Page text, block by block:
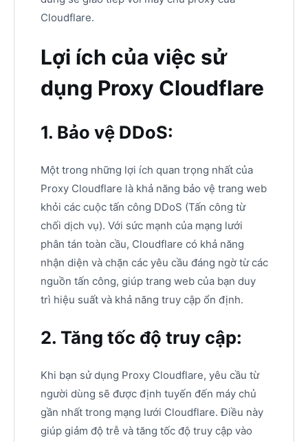
Cloudflare.
Lợi ích của việc sử
dụng Proxy Cloudflare
1. Bảo vệ DDoS:
Một trong những lợi ích quan trọng nhất của
Proxy Cloudflare là khả năng bảo vệ trang web
khỏi các cuộc tấn công DDoS (Tấn công từ
chối dịch vụ). Với sức mạnh của mạng lưới
phân tán toàn cầu, Cloudflare có khả năng
nhận diện và chặn các yêu cầu đáng ngờ từ các
nguồn tấn công, giúp trang web của bạn duy
trì hiệu suất và khả năng truy cập ổn định.
2. Tăng tốc độ truy cập:
Khi bạn sử dụng Proxy Cloudflare, yêu cầu từ
người dùng sẽ được định tuyến đến máy chủ
gần nhất trong mạng lưới Cloudflare. Điều này
giúp giảm độ trễ và tăng tốc độ truy cập vào